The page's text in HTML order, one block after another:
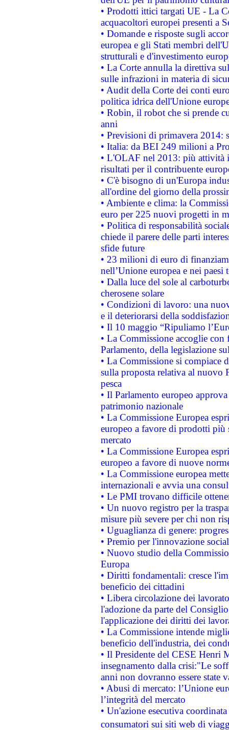
• Prodotti ittici targati UE - La
acquacoltori europei presenti a
• Domande e risposte sugli
europea e gli Stati membri
strutturali e d'investimento
• La Corte annulla la direttiva
sulle infrazioni in materia di
• Audit della Corte dei conti
politica idrica dell'Unione
• Robin, il robot che si prende
anni
• Previsioni di primavera 2014:
• Italia: da BEI 249 milioni a
• L'OLAF nel 2013: più attività
risultati per il contribuente
• C'è bisogno di un'Europa
all'ordine del giorno della
• Ambiente e clima: la
euro per 225 nuovi progetti in
• Politica di responsabilità
chiede il parere delle parti
sfide future
• 23 milioni di euro di
nell’Unione europea e nei paesi
• Dalla luce del sole al
cherosene solare
• Condizioni di lavoro: una
e il deteriorarsi della
• Il 10 maggio “Ripuliamo
• La Commissione accoglie
Parlamento, della legislazione
• La Commissione si compiace
sulla proposta relativa al nuovo
pesca
• Il Parlamento europeo
patrimonio nazionale
• La Commissione Europea
europeo a favore di prodotti
mercato
• La Commissione Europea
europeo a favore di nuove
• La Commissione europea
internazionali e avvia una
• Le PMI trovano difficile
• Un nuovo registro per la
misure più severe per chi non
• Uguaglianza di genere:
• Premio per l'innovazione
• Nuovo studio della
Europa
• Diritti fondamentali: cresce
beneficio dei cittadini
• Libera circolazione dei
l'adozione da parte del
l'applicazione dei diritti dei
• La Commissione intende
beneficio dell'industria, dei
• Il Presidente del CESE Henri
insegnamento dalla crisi:"Le
anni non dovranno essere state
• Abusi di mercato: l’Unione
l’integrità del mercato
• Un'azione esecutiva
consumatori sui siti web di